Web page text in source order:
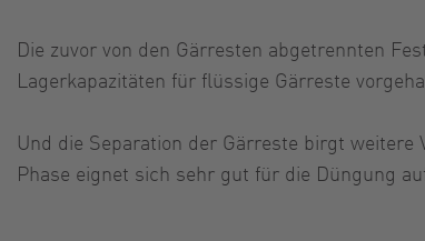
Die zuvor von den Gärresten abgetrennten
Lagerkapazitäten für flüssige Gärreste
Und die Separation der Gärreste birgt
Phase eignet sich sehr gut für die Düngung